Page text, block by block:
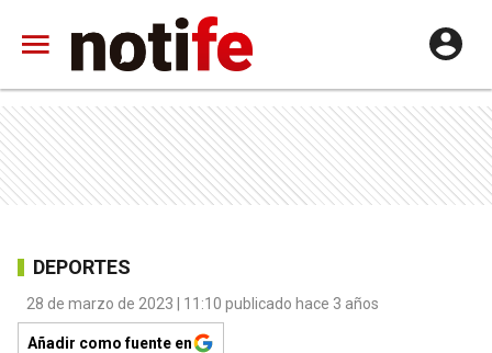
DEPORTES
28 de marzo de 2023 | 11:10 publicado hace 3 años
Añadir como fuente en